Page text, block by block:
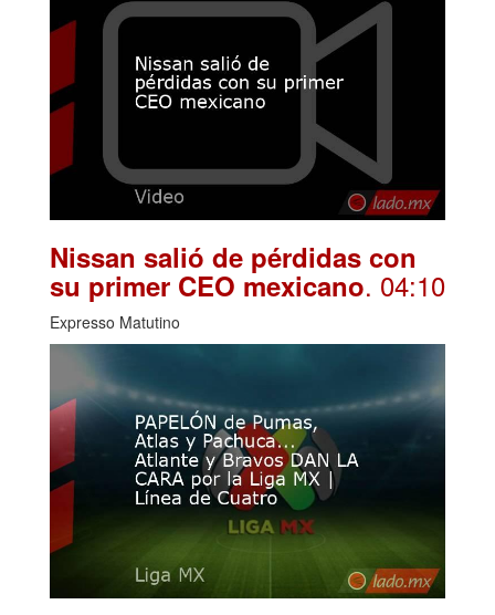
Nissan salió de pérdidas con
su primer CEO mexicano. 04:10
Expresso Matutino